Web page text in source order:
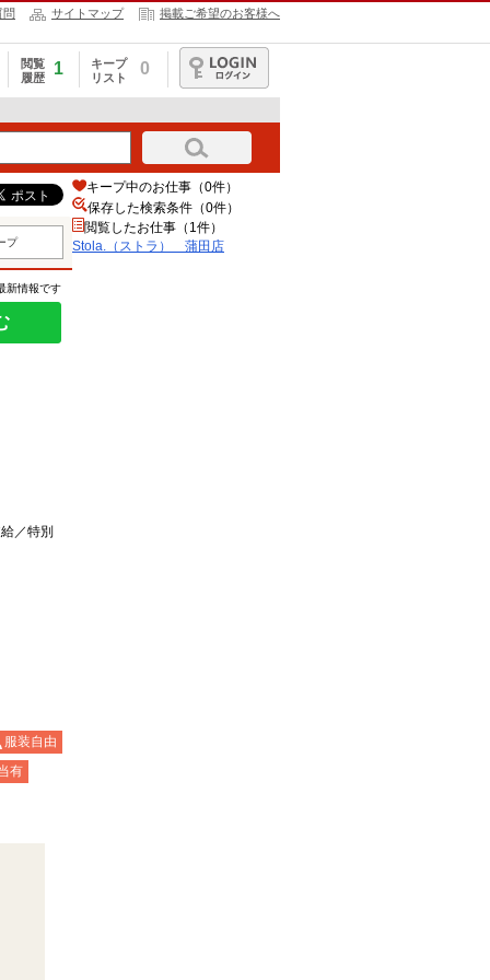
問 サイトマップ 掲載ご希望のお客様へ
閲覧
履歴
1
キープ
リスト
0
ログイン
プ
新情報です
／特別
服装自由
有
キープ中のお仕事（0件）
保存した検索条件（0件）
閲覧したお仕事（1件）
Stola.（ストラ） 蒲田店